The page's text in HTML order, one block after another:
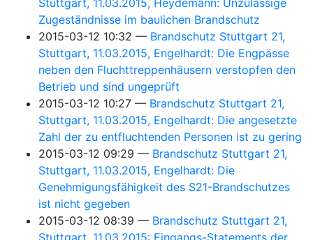
Stuttgart, 11.03.2015, Heydemann: Unzulässige
Zugeständnisse im baulichen Brandschutz
2015-03-12 10:32
Brandschutz Stuttgart 21,
Stuttgart, 11.03.2015, Engelhardt: Die Engpässe
neben den Fluchttreppenhäusern verstopfen den
Betrieb und sind ungeprüft
2015-03-12 10:27
Brandschutz Stuttgart 21,
Stuttgart, 11.03.2015, Engelhardt: Die angesetzte
Zahl der zu entfluchtenden Personen ist zu gering
2015-03-12 09:29
Brandschutz Stuttgart 21,
Stuttgart, 11.03.2015, Engelhardt: Die
Genehmigungsfähigkeit des S21-Brandschutzes
ist nicht gegeben
2015-03-12 08:39
Brandschutz Stuttgart 21,
Stuttgart, 11.03.2015: Eingangs-Statements der